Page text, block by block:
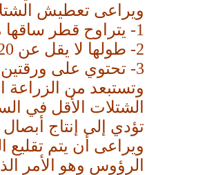
ويراعى تعطيش
1-
يتراوح قطر ساقها من 6-
2-
طولها لا يقل عن 20- 25 سم
3-
تحتوي على
وتستبعد من الزراعة
الشتلات الأقل في
تؤدي إلى إنتاج
ويراعى أن يتم تقليع
الرؤوس وهو الأمر